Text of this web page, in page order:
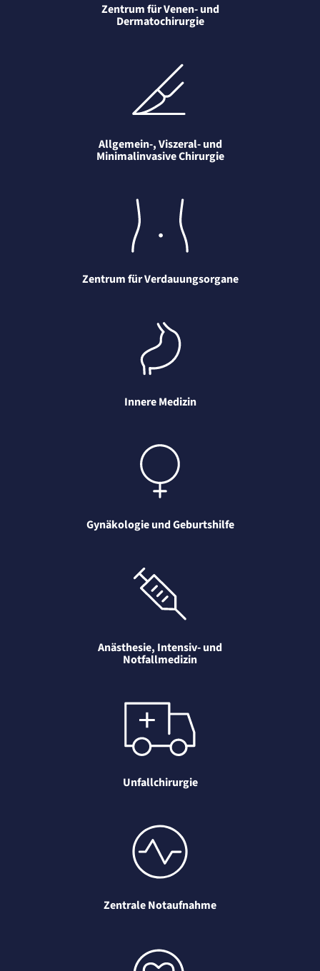
Zentrum für Venen- und
Dermatochirurgie
Allgemein-, Viszeral- und
Minimalinvasive Chirurgie
Zentrum für Verdauungsorgane
Innere Medizin
Gynäkologie und Geburtshilfe
Anästhesie, Intensiv- und
Notfallmedizin
Unfallchirurgie
Zentrale Notaufnahme